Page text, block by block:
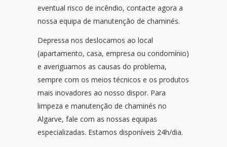
eventual risco de incêndio, contacte agora a
nossa equipa de manutenção de chaminés.
Depressa nos deslocamos ao local
(apartamento, casa, empresa ou condomínio)
e averiguamos as causas do problema,
sempre com os meios técnicos e os produtos
mais inovadores ao nosso dispor. Para
limpeza e manutenção de chaminés no
Algarve, fale com as nossas equipas
especializadas. Estamos disponíveis 24h/dia.